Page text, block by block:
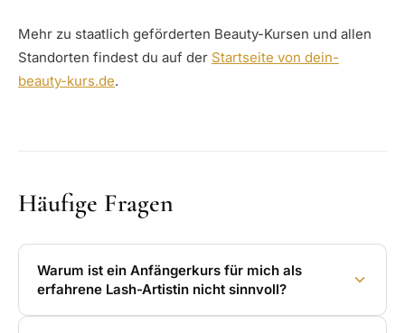
Mehr zu staatlich geförderten Beauty-Kursen und allen
Standorten findest du auf der Startseite von dein-
beauty-kurs.de.
Häufige Fragen
Warum ist ein Anfängerkurs für mich als
erfahrene Lash-Artistin nicht sinnvoll?